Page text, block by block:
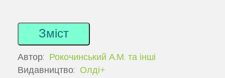
Зміст
Автор: Рокочинський А.М. та інші
Видавництво: Олді+